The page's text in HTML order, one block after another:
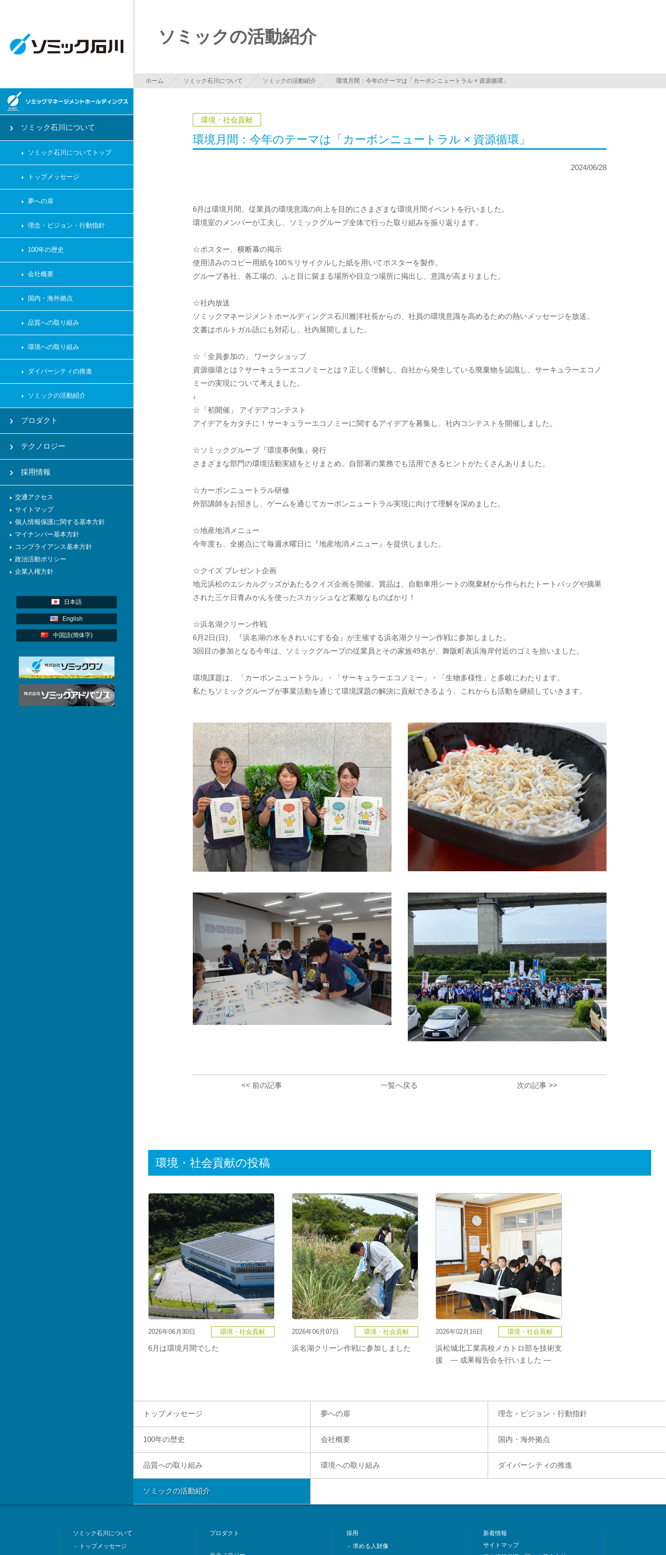
ソミック石川について
ソミック石川についてトップ
トップメッセージ
夢への扉
理念・ビジョン・行動指針
100年の歴史
会社概要
国内・海外拠点
品質への取り組み
環境への取り組み
ダイバーシティの推進
ソミックの活動紹介
プロダクト
テクノロジー
採用情報
交通アクセス
サイトマップ
個人情報保護に関する基本方針
マイナンバー基本方針
コンプライアンス基本方針
政治活動ポリシー
企業人権方針
日本語
English
中国語(簡体字)
ソミックの活動紹介
ホーム ソミック石川について ソミックの活動紹介 環境月間：今年のテーマは「カーボンニュートラル × 資源循環」
環境・社会貢献
環境月間：今年のテーマは「カーボンニュートラル × 資源循環」
2024/06/28
6月は環境月間。従業員の環境意識の向上を目的にさまざまな環境月間イベントを行いました。
環境室のメンバーが工夫し、ソミックグループ全体で行った取り組みを振り返ります。
☆ポスター、横断幕の掲示
使用済みのコピー用紙を100％リサイクルした紙を用いてポスターを製作。
グループ各社、各工場の、ふと目に留まる場所や目立つ場所に掲出し、意識が高まりました。
☆社内放送
ソミックマネージメントホールディングス石川雅洋社長からの、社員の環境意識を高めるための熱いメッセージを放送。
文書はポルトガル語にも対応し、社内展開しました。
☆「全員参加の」 ワークショップ
資源循環とは？サーキュラーエコノミーとは？正しく理解し、自社から発生している廃棄物を認識し、サーキュラーエコノ
ミーの実現について考えました。
↓
☆「初開催」 アイデアコンテスト
アイデアをカタチに！サーキュラーエコノミーに関するアイデアを募集し、社内コンテストを開催しました。
☆ソミックグループ『環境事例集』発行
さまざまな部門の環境活動実績をとりまとめ。自部署の業務でも活用できるヒントがたくさんありました。
☆カーボンニュートラル研修
外部講師をお招きし、ゲームを通じてカーボンニュートラル実現に向けて理解を深めました。
☆地産地消メニュー
今年度も、全拠点にて毎週水曜日に『地産地消メニュー』を提供しました。
☆クイズ プレゼント企画
地元浜松のエシカルグッズがあたるクイズ企画を開催。賞品は、自動車用シートの廃棄材から作られたトートバッグや摘果
された三ケ日青みかんを使ったスカッシュなど素敵なものばかり！
☆浜名湖クリーン作戦
6月2日(日)、『浜名湖の水をきれいにする会』が主催する浜名湖クリーン作戦に参加しました。
3回目の参加となる今年は、ソミックグループの従業員とその家族49名が、舞阪町表浜海岸付近のゴミを拾いました。
環境課題は、「カーボンニュートラル」・「サーキュラーエコノミー」・「生物多様性」と多岐にわたります。
私たちソミックグループが事業活動を通じて環境課題の解決に貢献できるよう、これからも活動を継続していきます。
<< 前の記事 一覧へ戻る 次の記事 >>
環境・社会貢献の投稿
2026年06月30日 環境・社会貢献
6月は環境月間でした
2026年06月07日 環境・社会貢献
浜名湖クリーン作戦に参加しました
2026年02月16日 環境・社会貢献
浜松城北工業高校メカトロ部を技術支
援 — 成果報告会を行いました —
トップメッセージ 夢への扉 理念・ビジョン・行動指針
100年の歴史 会社概要 国内・海外拠点
品質への取り組み 環境への取り組み ダイバーシティの推進
ソミックの活動紹介
ソミック石川について
－
トップメッセージ
プロダクト 採用
－ 求める人財像
新着情報
サイトマップ